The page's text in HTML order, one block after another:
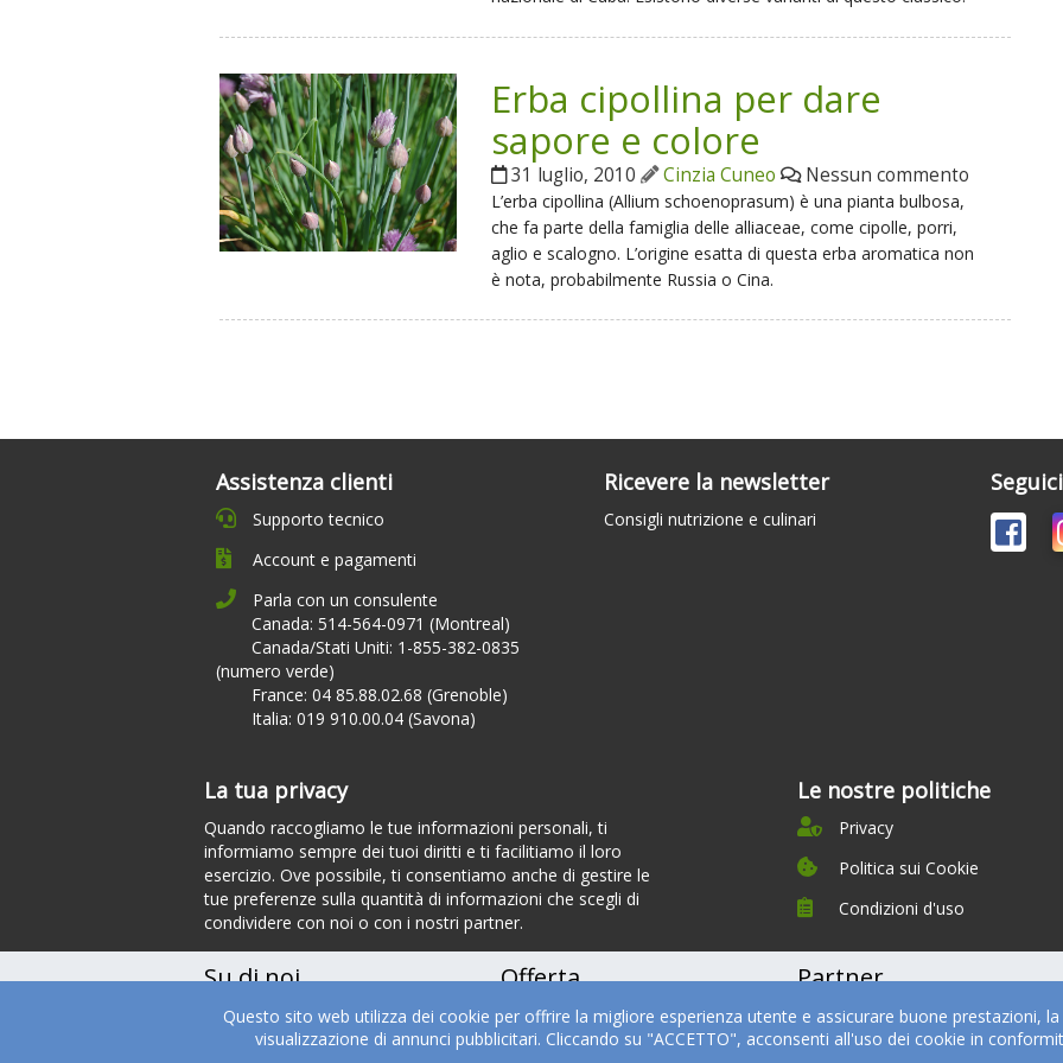
Erba cipollina per dare
sapore e colore
31 luglio, 2010 Cinzia Cuneo Nessun commento
L’erba cipollina (Allium schoenoprasum) è una pianta bulbosa,
che fa parte della famiglia delle alliaceae, come cipolle, porri,
aglio e scalogno. L’origine esatta di questa erba aromatica non
è nota, probabilmente Russia o Cina.
Questo sito web utilizza dei cookie per offrire la migliore esperienza utente e assicurare buone prestazioni,
visualizzazione di annunci pubblicitari. Cliccando su "ACCETTO", acconsenti all'uso dei cookie in
Assistenza clienti
Supporto tecnico
Account e pagamenti
Parla con un consulente
Canada: 514-564-0971 (Montreal)
Canada/Stati Uniti: 1-855-382-0835
(numero verde)
France: 04 85.88.02.68 (Grenoble)
Italia: 019 910.00.04 (Savona)
Ricevere la newsletter
Consigli nutrizione e culinari
Seguici
La tua privacy
Quando raccogliamo le tue informazioni personali, ti
informiamo sempre dei tuoi diritti e ti facilitiamo il loro
esercizio. Ove possibile, ti consentiamo anche di gestire le
tue preferenze sulla quantità di informazioni che scegli di
condividere con noi o con i nostri partner.
Le nostre politiche
Privacy
Politica sui Cookie
Condizioni d'uso
Su di noi
Chi siamo
Management Team
Offerta
Testimonials
Servizi e Tariffe
Partner
Partner
Medici e Professionisti